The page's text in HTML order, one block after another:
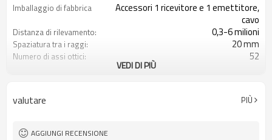
Imballaggio di fabbrica
Accessori 1 ricevitore e 1 emettitore,
cavo
Distanza di rilevamento: 0,3-6 milioni
Spaziatura tra i raggi: 20 mm
Numero di assi ottici: 52
Spina di interfaccia Dotato di connettore M12
Certificazione:
VEDI DI PIÙ
valutare PIÙ
AGGIUNGI RECENSIONE